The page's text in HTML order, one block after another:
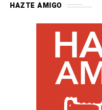
HAZTE AMIGO